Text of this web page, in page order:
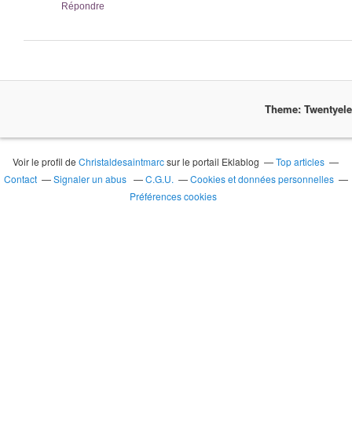
Répondre
Theme:
Voir le profil deChristaldesaintmarcsur le portail Eklablog
Top articles
Contact
Signaler un abus C.G.U.
Cookies et données personnelles
Préférences cookies